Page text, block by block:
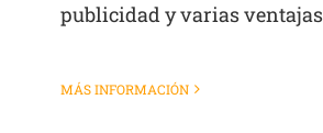
publicidad y varias ventajas
MÁS INFORMACIÓN